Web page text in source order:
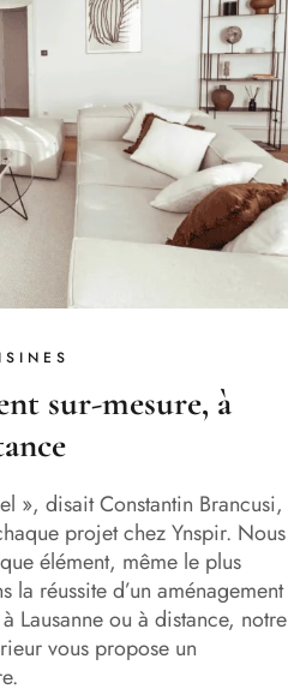
sur-mesure, à
», disait Constantin Brancusi,
projet chez Ynspir. Nous
élément, même le plus
réussite d’un aménagement
Lausanne ou à distance, notre
vous propose un